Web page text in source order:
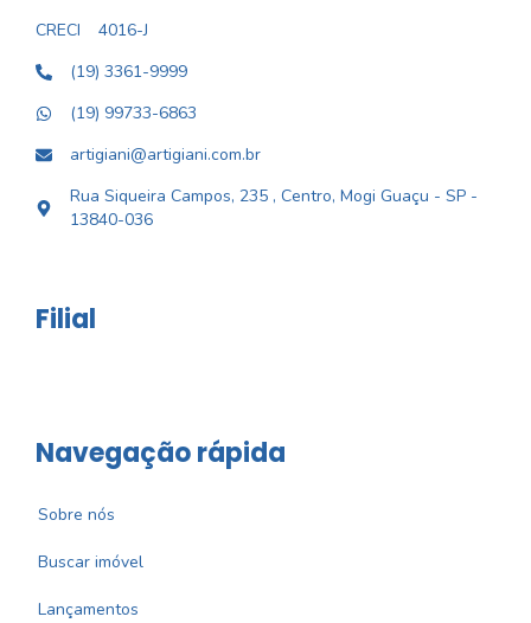
CRECI
4016-J
(19) 3361-9999
(19) 99733-6863
artigiani@artigiani.com.br
Rua Siqueira Campos, 235 , Centro, Mogi Guaçu - SP -
13840-036
Filial
Navegação rápida
Sobre nós
Buscar imóvel
Lançamentos